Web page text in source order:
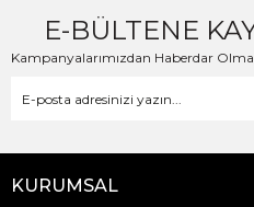
E-BÜLTENE
Kampanyalarımızdan Haberdar
KURUMSAL